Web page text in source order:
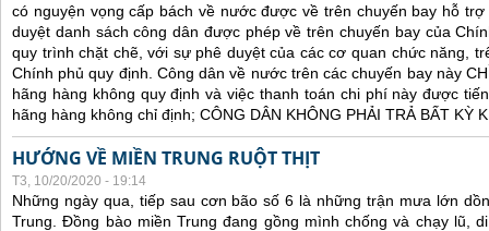
có nguyện vọng cấp bách về nước được về trên chuyến bay hỗ
duyệt danh sách công dân được phép về trên chuyến bay của
quy trình chặt chẽ, với sự phê duyệt của các cơ quan chức năng,
Chính phủ quy định. Công dân về nước trên các chuyến bay này
hãng hàng không quy định và việc thanh toán chi phí này được
hãng hàng không chỉ định; CÔNG DÂN KHÔNG PHẢI TRẢ BẤT KỲ
HƯỚNG VỀ MIỀN TRUNG RUỘT THỊT
T3, 10/20/2020 - 19:14
Những ngày qua, tiếp sau cơn bão số 6 là những trận mưa lớn
Trung. Đồng bào miền Trung đang gồng mình chống và chạy lũ,